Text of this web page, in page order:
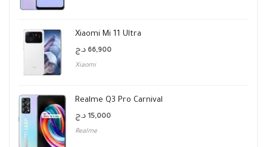
Xiaomi Mi 11 Ultra
66,900 د.ج
Xiaomi
Realme Q3 Pro Carnival
15,000 د.ج
Realme